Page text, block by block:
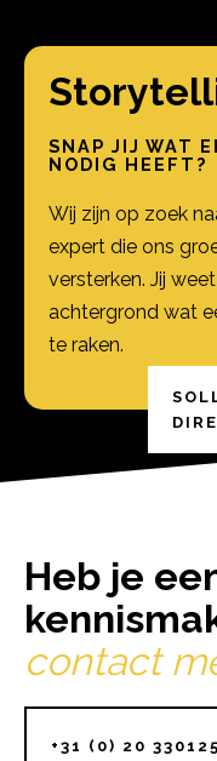
SNAP JIJ WAT
NODIG HEEFT?
Wij zijn op zoek
expert die ons
versterken. Jij
achtergrond wat
te raken.
Heb je
contact
+31 (0) 20